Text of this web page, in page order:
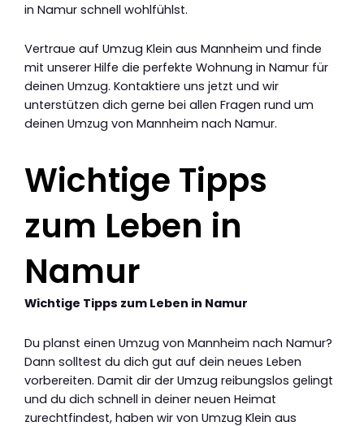
in Namur schnell wohlfühlst.
Vertraue auf Umzug Klein aus Mannheim und finde
mit unserer Hilfe die perfekte Wohnung in Namur für
deinen Umzug. Kontaktiere uns jetzt und wir
unterstützen dich gerne bei allen Fragen rund um
deinen Umzug von Mannheim nach Namur.
Wichtige Tipps
zum Leben in
Namur
Wichtige Tipps zum Leben in Namur
Du planst einen Umzug von Mannheim nach Namur?
Dann solltest du dich gut auf dein neues Leben
vorbereiten. Damit dir der Umzug reibungslos gelingt
und du dich schnell in deiner neuen Heimat
zurechtfindest, haben wir von Umzug Klein aus